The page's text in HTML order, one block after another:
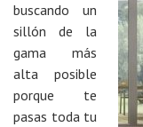
buscando un
sillón de la
gama más
alta posible
porque te
pasas toda tu